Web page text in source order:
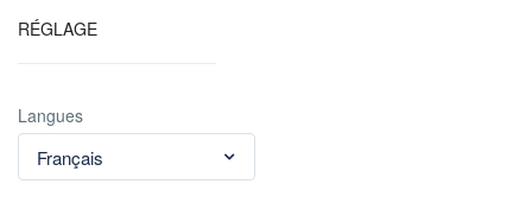
RÉGLAGE
Langues
Français